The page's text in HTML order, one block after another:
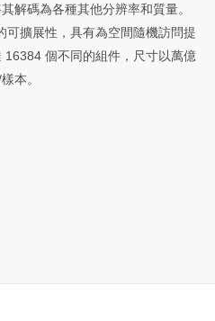
解碼為各種其他分辨率和質量。
可擴展性，具有為空間隨機訪問提
個不同的組件，尺寸以萬億
本。